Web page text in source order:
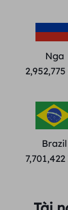
Nga
2,952,775
Brazil
7,701,422